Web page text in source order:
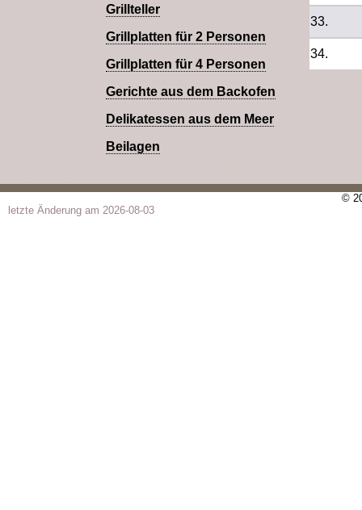
Grillteller
Grillplatten für 2 Personen
Grillplatten für 4 Personen
Gerichte aus dem Backofen
Delikatessen aus dem Meer
Beilagen
33.
34.
©
letzte Änderung am 2026-08-03